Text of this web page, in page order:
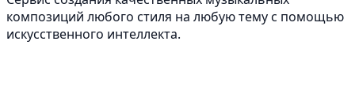
композиций любого стиля на любую тему с помощью
искусственного интеллекта.